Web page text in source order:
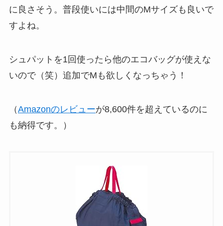
に良さそう。普段使いには中間のMサイズも良いで
すよね。
シュパットを1回使ったら他のエコバッグが使えな
いので（笑）追加でMも欲しくなっちゃう！
（Amazonのレビューが8,600件を超えているのに
も納得です。）